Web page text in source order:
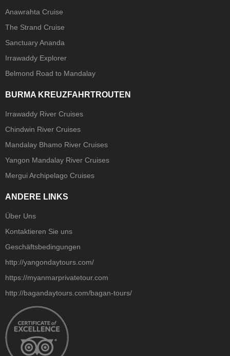
Anawrahta Cruise
The Strand Cruise
Sanctuary Ananda
Irrawaddy Explorer
Belmond Road to Mandalay
BURMA KREUZFAHRTROUTEN
Irrawaddy River Cruises
Chindwin River Cruises
Mandalay Bhamo River Cruises
Yangon Mandalay River Cruises
Mergui Archipelago Cruises
ANDERE LINKS
Über Uns
Kontaktieren Sie uns
Geschäftsbedingungen
http://yangondaytours.com/
https://myanmarprivatetour.com
http://bagandaytours.com/bagan-tours/